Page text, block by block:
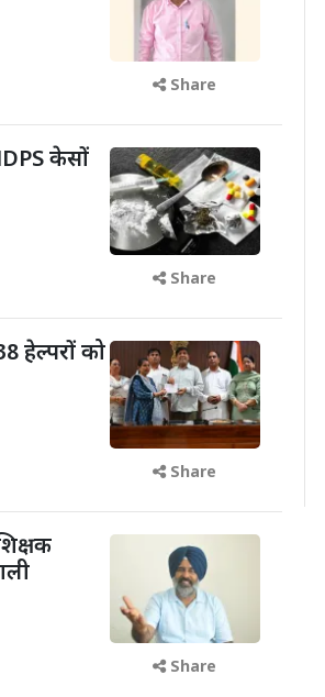
Share
केसों
Share
हेल्परों को
Share
Share